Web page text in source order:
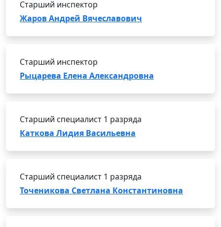
Старший инспектор
Жаров Андрей Вячеславович
Старший инспектор
Рыцарева Елена Александровна
Старший специалист 1 разряда
Каткова Лидия Васильевна
Старший специалист 1 разряда
Точеникова Светлана Константиновна